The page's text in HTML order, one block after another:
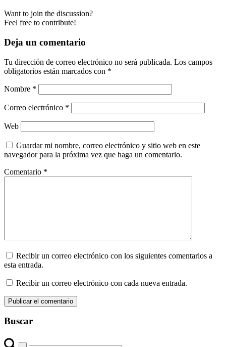
Want to join the discussion?
Feel free to contribute!
Deja un comentario
Tu dirección de correo electrónico no será publicada. Los campos
obligatorios están marcados con *
Nombre *
Correo electrónico *
Web
Guardar mi nombre, correo electrónico y sitio web en este
navegador para la próxima vez que haga un comentario.
Comentario *
Recibir un correo electrónico con los siguientes comentarios a
esta entrada.
Recibir un correo electrónico con cada nueva entrada.
Buscar